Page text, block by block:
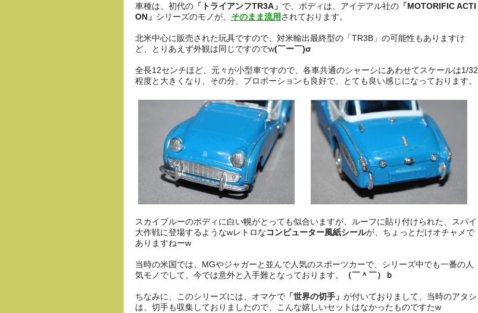
車種は、初代の 「トライアンフTR3A」 で、ボディは、アイデアル社の 「MOTORIFIC ACTI
ON」 シリーズのモノが、 そのまま流用されております。
北米中心に販売された玩具ですので、対米輸出最終型の「TR3B」の可能性もありますけ
ど、とりあえず外観は同じですのでw(￣ー￣)σ
全長12センチほど、元々が小型車ですので、各車共通のシャーシにあわせてスケールは1/32
程度と大きくなり、その分、プロポーションも良好で、とても良い感じになっております。
スカイブルーのボディに白い幌がとっても似合いますが、ルーフに貼り付けられた、スパイ
大作戦に登場するようなwレトロなコンピューター風紙シールが、ちょっとだけオチャメで
ありますねーw
当時の米国では、MGやジャガーと並んで人気のスポーツカーで、シリーズ中でも一番の人
気モノでして、今では意外と入手難となっております。
（￣＾￣）ｂ
ちなみに、このシリーズには、オマケで 「世界の切手」 が付いておりまして、当時のアタシ
は、切手も収集しておりましたので、こんな嬉しいセットはなかったものですたw